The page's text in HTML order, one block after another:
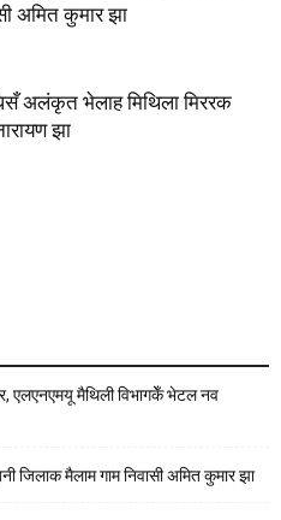
अमित कुमार झा
अलंकृत भेलाह मिथिला मिररक
झा
एलएनएमयू मैथिली विभागकेँ भेटल नव
मैलाम गाम निवासी अमित कुमार झा